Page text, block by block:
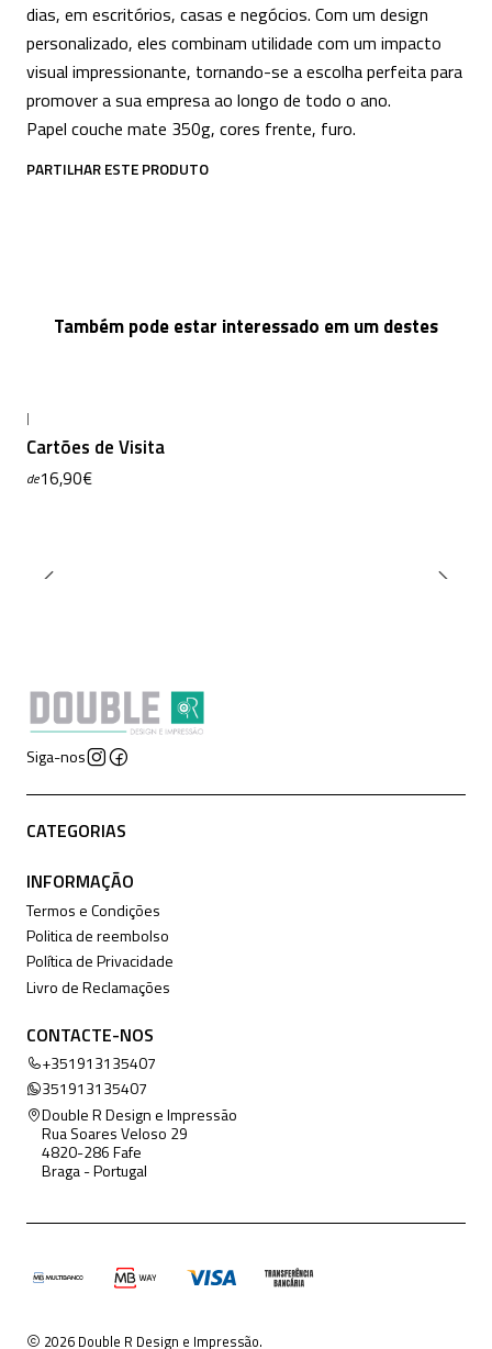
dias, em escritórios, casas e negócios. Com um design
personalizado, eles combinam utilidade com um impacto
visual impressionante, tornando-se a escolha perfeita para
promover a sua empresa ao longo de todo o ano.
Papel couche mate 350g, cores frente, furo.
PARTILHAR ESTE PRODUTO
Também pode estar interessado em um destes
|
Cartões de Visita
de16,90€
Siga-nos
CATEGORIAS
INFORMAÇÃO
Termos e Condições
Politica de reembolso
Política de Privacidade
Livro de Reclamações
CONTACTE-NOS
+351913135407
351913135407
Double R Design e Impressão
Rua Soares Veloso 29
4820-286 Fafe
Braga - Portugal
2026 Double R Design e Impressão.